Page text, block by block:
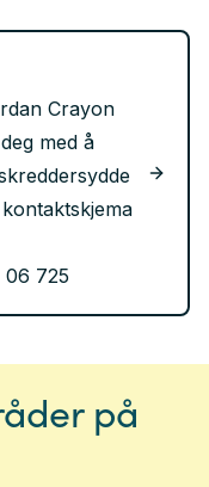
for
med
og en
utvikles
prosjekter.
både drift og
i takt med
Crayon
med å
725
på